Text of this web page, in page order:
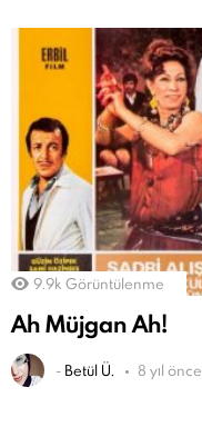
9.9k Görüntülenme
Ah Müjgan Ah!
- Betül Ü. 8 yıl önce